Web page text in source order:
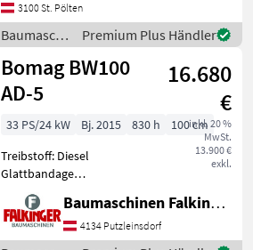
3100 St. Pölten
Baumaschinen
/ Bomag
Premium Plus Händler
Bomag BW100
AD-5
16.680
€
inkl. 20 %
MwSt.
13.900 €
exkl.
33 PS/24 kW Bj. 2015 830 h
100 cm
Treibstoff: Diesel
Glattbandage
Transportlänge: 2.529 m
Transportbreite: 1.072 m
Transporthöhe: 1.8 m Die
Bomag BW100 AD-5 ist in
Baumaschinen Falkinger
4134 Putzleinsdorf